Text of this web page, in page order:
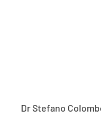
Dr Stefano